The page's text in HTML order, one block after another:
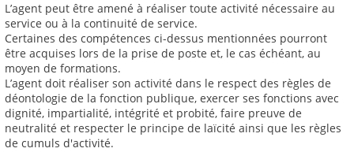
L’agent peut être amené à réaliser toute activité nécessaire au
service ou à la continuité de service.
Certaines des compétences ci-dessus mentionnées pourront
être acquises lors de la prise de poste et, le cas échéant, au
moyen de formations.
L’agent doit réaliser son activité dans le respect des règles de
déontologie de la fonction publique, exercer ses fonctions avec
dignité, impartialité, intégrité et probité, faire preuve de
neutralité et respecter le principe de laïcité ainsi que les règles
de cumuls d'activité.